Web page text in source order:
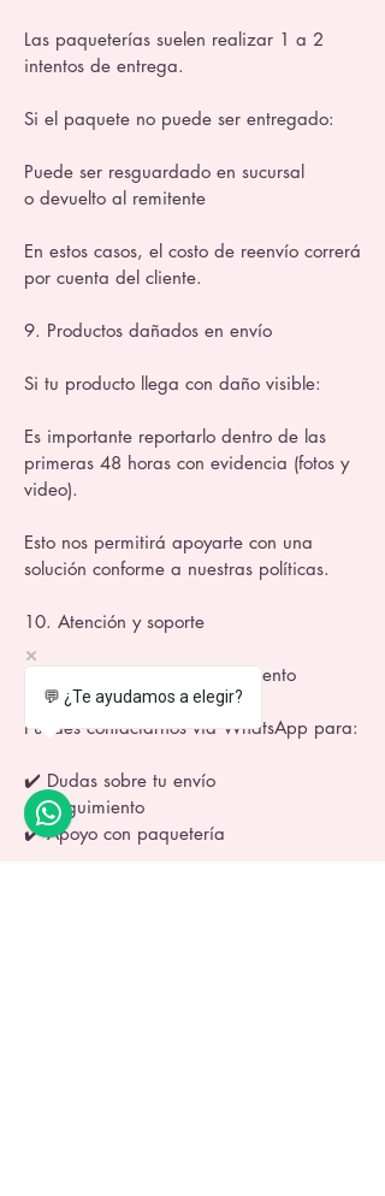
Las paqueterías suelen realizar 1 a 2
intentos de entrega.
Si el paquete no puede ser entregado:
Puede ser resguardado en sucursal
o devuelto al remitente
En estos casos, el costo de reenvío correrá
por cuenta del cliente.
9. Productos dañados en envío
Si tu producto llega con daño visible:
Es importante reportarlo dentro de las
primeras 48 horas con evidencia (fotos y
video).
Esto nos permitirá apoyarte con una
solución conforme a nuestras políticas.
10. Atención y soporte
Estamos contigo en todo momento
Puedes contactarnos vía WhatsApp para:
✔️ Dudas sobre tu envío
✔️ Seguimiento
✔️ Apoyo con paquetería
💬 ¿Te ayudamos a elegir?